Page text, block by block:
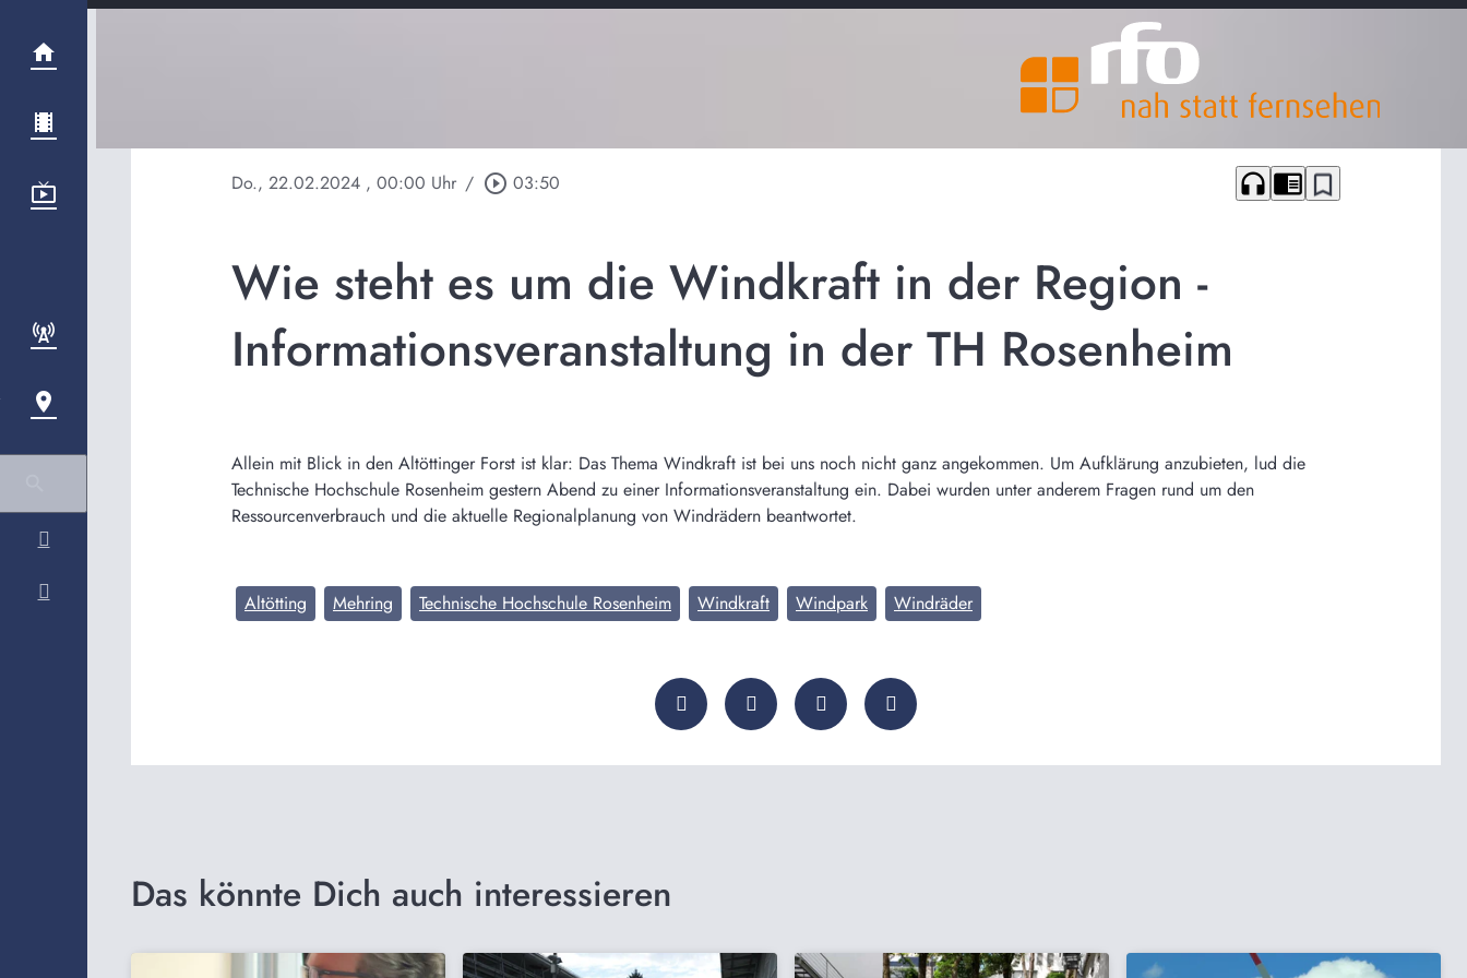
Do., 22.02.2024 , 00:00 Uhr / play_circle_outline 03:50 headphones chrome_reader_mode bookmark_border
Wie steht es um die Windkraft in der Region -
Informationsveranstaltung in der TH Rosenheim
Allein mit Blick in den Altöttinger Forst ist klar: Das Thema Windkraft ist bei uns noch nicht ganz angekommen. Um Aufklärung anzubieten, lud die
Technische Hochschule Rosenheim gestern Abend zu einer Informationsveranstaltung ein. Dabei wurden unter anderem Fragen rund um den
Ressourcenverbrauch und die aktuelle Regionalplanung von Windrädern beantwortet.
Altötting Mehring Technische Hochschule Rosenheim Windkraft Windpark Windräder
Das könnte Dich auch interessieren